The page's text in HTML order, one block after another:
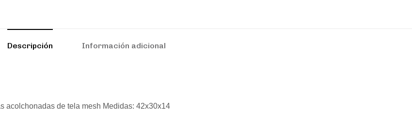
Descripción Información adicional
acolchonadas de tela mesh Medidas: 42x30x14